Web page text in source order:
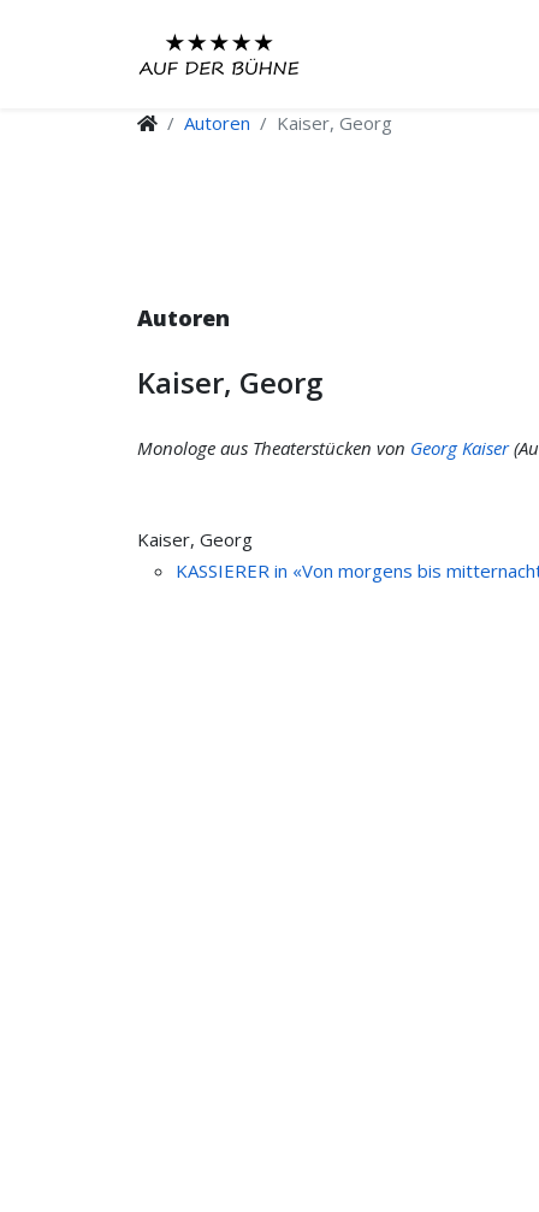
Autoren Kaiser, Georg
Autoren
Kaiser, Georg
Monologe aus Theaterstücken von Georg Kaiser
Kaiser, Georg
KASSIERER in «Von morgens bis